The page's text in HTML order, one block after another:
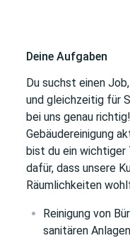
Deine Aufgaben
Du suchst einen
und gleichzeitig für
bei uns genau
Gebäudereinigung
bist du ein wichtiger
dafür, dass unsere
Räumlichkeiten
Reinigung von
sanitären Anlagen